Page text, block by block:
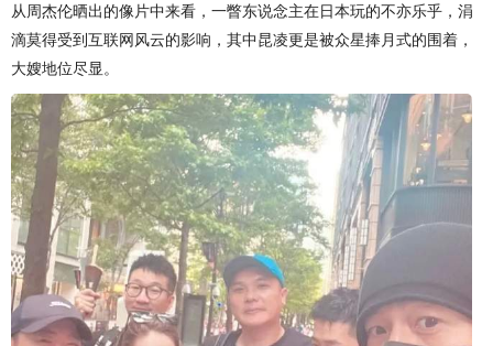
从周杰伦晒出的像片中来看，一瞥东说念主在日本玩的不亦乐乎，涓
滴莫得受到互联网风云的影响，其中昆凌更是被众星捧月式的围着，
大嫂地位尽显。